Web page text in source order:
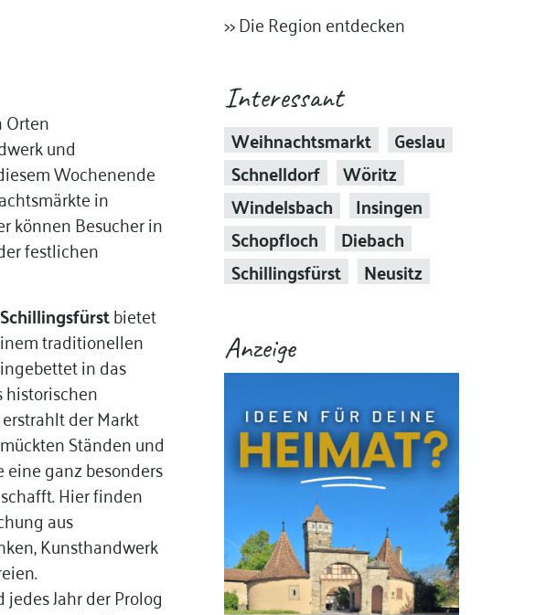
und
Wochenende
in
können Besucher in
festlichen
Schillingsfürstbietet
traditionellen
in das
der Markt
Ständen und
ganz besonders
Hier finden
aus
Kunsthandwerk
Jahr der Prolog
>> Die Region entdecken
Interessant
Weihnachtsmarkt
Geslau
Schnelldorf
Wöritz
Windelsbach
Insingen
Schopfloch
Diebach
Schillingsfürst
Neusitz
Anzeige